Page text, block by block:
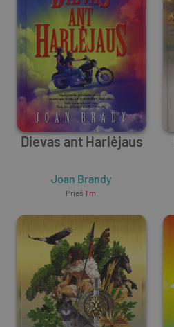
Dievas ant Harlėjaus
Joan Brandy
Prieš 1 m.